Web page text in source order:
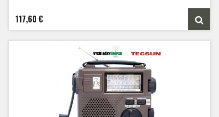
117,60 €